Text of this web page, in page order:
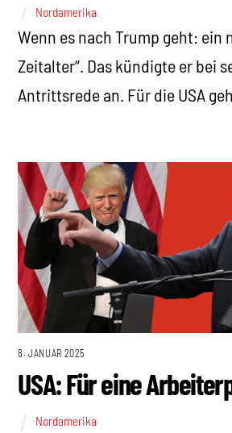
Nordamerika
Wenn es nach Trump geht: ein
Zeitalter“. Das kündigte er bei
Antrittsrede an. Für die USA
8. JANUAR 2025
USA: Für eine
Nordamerika